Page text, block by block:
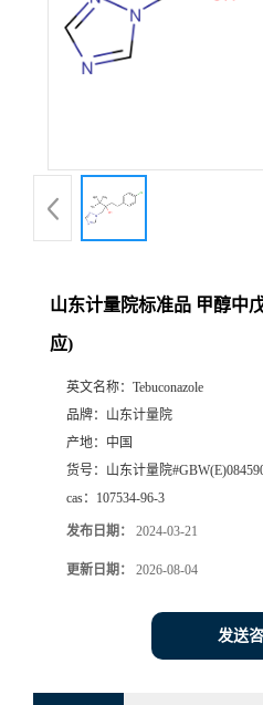
山东计量院标准品 甲醇中
应)
英文名称： Tebuconazole
品牌： 山东计量院
产地： 中国
货号： 山东计量院
cas： 107534-96-3
发布日期： 2024-03-21
更新日期： 2026-08-04
发送